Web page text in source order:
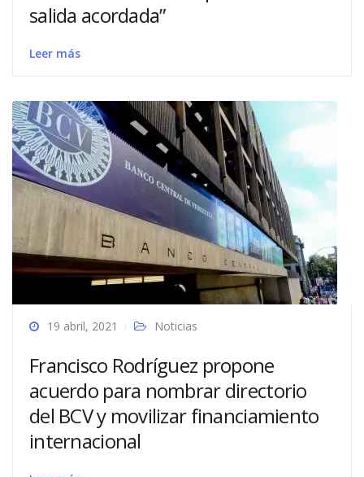
salida acordada”
Leer más
19 abril, 2021 Noticias
Francisco Rodríguez propone
acuerdo para nombrar directorio
del BCV y movilizar financiamiento
internacional